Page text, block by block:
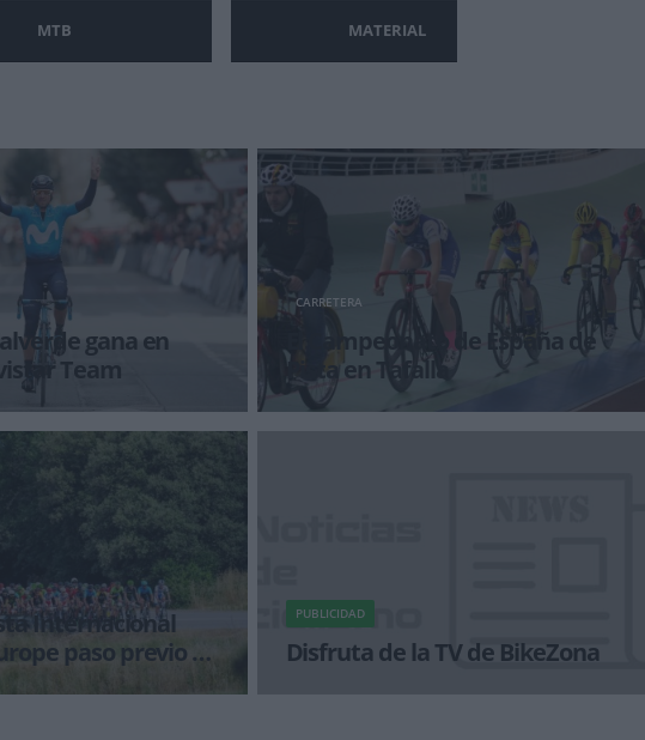
MTB MATERIAL
gana en
Team
por segunda vez en el
después de un gran trabajo
es
CARRETERA
El Campeonato de España de
Pista en Tafalla
Casi dos meses después del término de la Copa
Internacional
paso previo a
afrontar los puertos
PUBLICIDAD
Disfruta de la TV de BikeZona